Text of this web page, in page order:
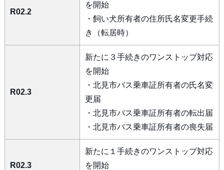
R02.2
を開始
・飼い犬所有者の住所氏名変更手続
き（転居時）
R02.3
新たに３手続きのワンストップ対応
を開始
・北見市バス乗車証所有者の氏名変
更届
・北見市バス乗車証所有者の転出届
・北見市バス乗車証所有者の喪失届
R02.3
新たに１手続きのワンストップ対応
を開始